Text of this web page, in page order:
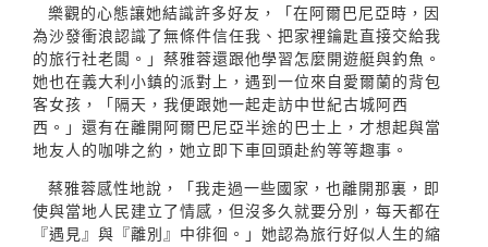
樂觀的心態讓她結識許多好友，「在阿爾巴尼亞時，因
為沙發衝浪認識了無條件信任我、把家裡鑰匙直接交給我
的旅行社老闆。」蔡雅蓉還跟他學習怎麼開遊艇與釣魚。
她也在義大利小鎮的派對上，遇到一位來自愛爾蘭的背包
客女孩，「隔天，我便跟她一起走訪中世紀古城阿西
西。」還有在離開阿爾巴尼亞半途的巴士上，才想起與當
地友人的咖啡之約，她立即下車回頭赴約等等趣事。
蔡雅蓉感性地說，「我走過一些國家，也離開那裏，即
使與當地人民建立了情感，但沒多久就要分別，每天都在
『遇見』與『離別』中徘徊。」她認為旅行好似人生的縮